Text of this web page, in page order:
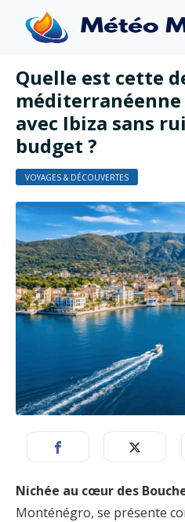
Quelle est cette
avec Ibiza sans
budget ?
VOYAGES & DÉCOUVERTES
Nichée au cœur des
Monténégro, se présente